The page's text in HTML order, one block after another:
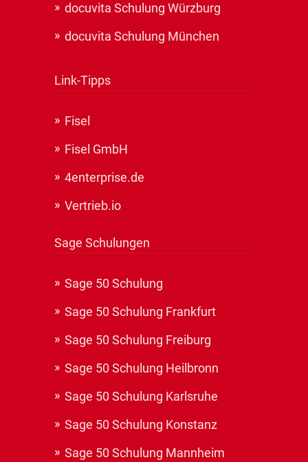
docuvita Schulung Würzburg
docuvita Schulung München
Link-Tipps
Fisel
Fisel GmbH
4enterprise.de
Vertrieb.io
Sage Schulungen
Sage 50 Schulung
Sage 50 Schulung Frankfurt
Sage 50 Schulung Freiburg
Sage 50 Schulung Heilbronn
Sage 50 Schulung Karlsruhe
Sage 50 Schulung Konstanz
Sage 50 Schulung Mannheim